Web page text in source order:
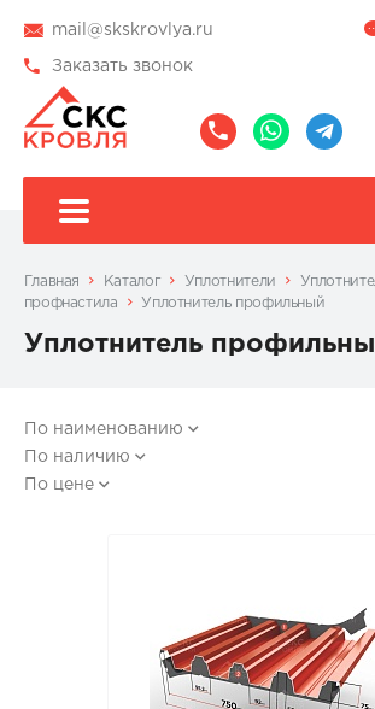
mail@skskrovlya.ru
Заказать звонок
Главная Каталог Уплотнители
профнастила
Уплотнитель профильный
Уплотнитель
По наименованию
По наличию
По цене